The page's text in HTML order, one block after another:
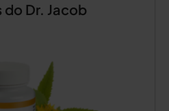
Dr. Jacob